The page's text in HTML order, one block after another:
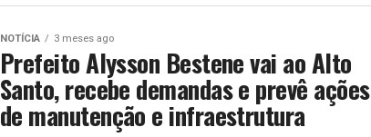
NOTÍCIA 3 meses ago
Prefeito Alysson Bestene vai ao Alto
Santo, recebe demandas e prevê ações
de manutenção e infraestrutura